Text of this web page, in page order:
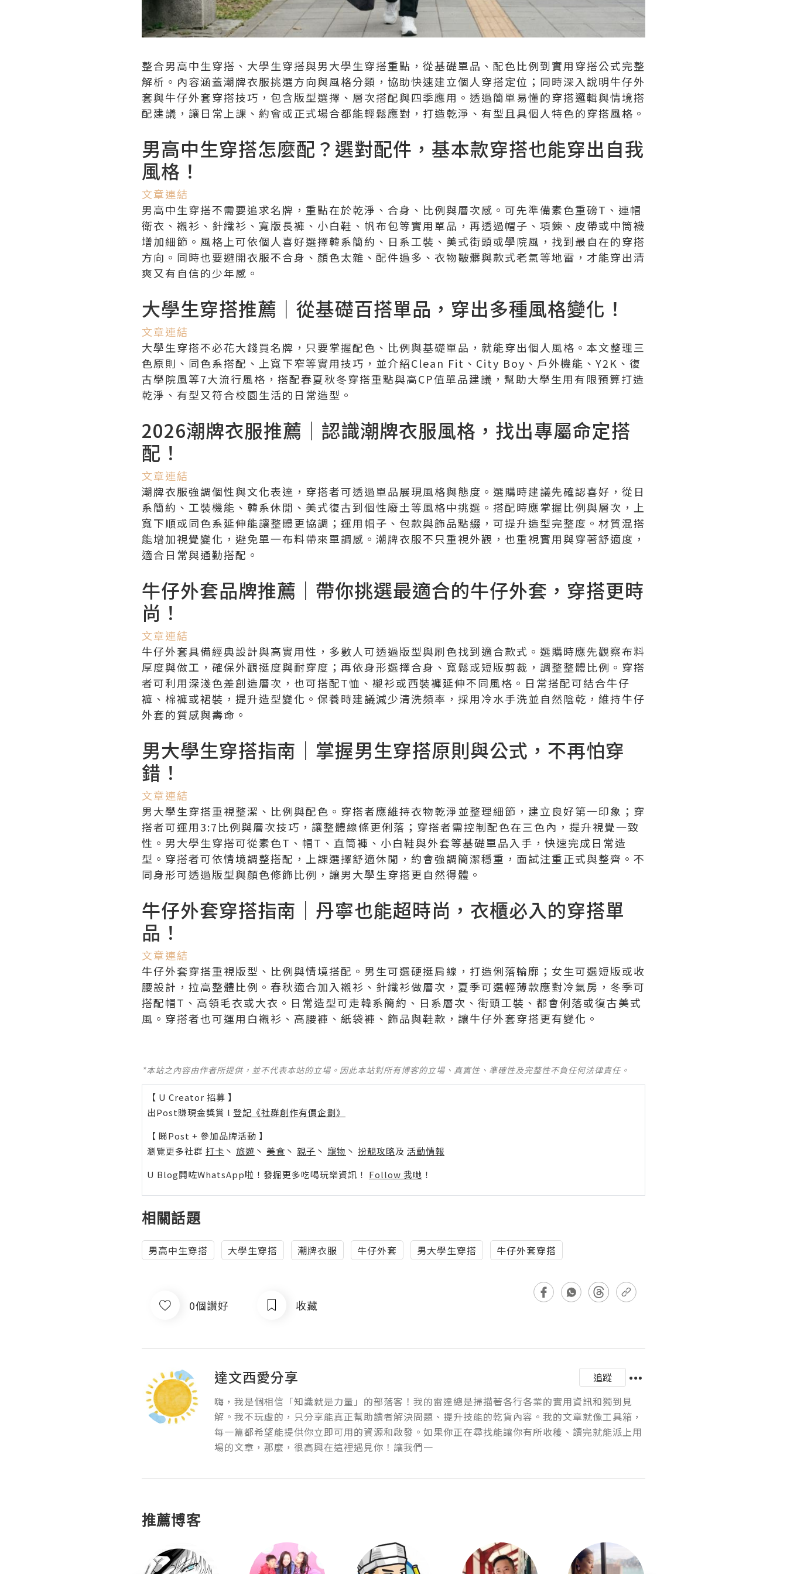
整合男高中生穿搭、大學生穿搭與男大學生穿搭重點，從基礎單品、配色比例到實用穿搭公式完整
解析。內容涵蓋潮牌衣服挑選方向與風格分類，協助快速建立個人穿搭定位；同時深入說明牛仔外
套與牛仔外套穿搭技巧，包含版型選擇、層次搭配與四季應用。透過簡單易懂的穿搭邏輯與情境搭
配建議，讓日常上課、約會或正式場合都能輕鬆應對，打造乾淨、有型且具個人特色的穿搭風格。
男高中生穿搭怎麼配？選對配件，基本款穿搭也能穿出自我
風格！
文章連結
男高中生穿搭不需要追求名牌，重點在於乾淨、合身、比例與層次感。可先準備素色重磅T、連帽
衛衣、襯衫、針織衫、寬版長褲、小白鞋、帆布包等實用單品，再透過帽子、項鍊、皮帶或中筒襪
增加細節。風格上可依個人喜好選擇韓系簡約、日系工裝、美式街頭或學院風，找到最自在的穿搭
方向。同時也要避開衣服不合身、顏色太雜、配件過多、衣物皺髒與款式老氣等地雷，才能穿出清
爽又有自信的少年感。
大學生穿搭推薦｜從基礎百搭單品，穿出多種風格變化！
文章連結
大學生穿搭不必花大錢買名牌，只要掌握配色、比例與基礎單品，就能穿出個人風格。本文整理三
色原則、同色系搭配、上寬下窄等實用技巧，並介紹Clean Fit、City Boy、戶外機能、Y2K、復
古學院風等7大流行風格，搭配春夏秋冬穿搭重點與高CP值單品建議，幫助大學生用有限預算打造
乾淨、有型又符合校園生活的日常造型。
2026潮牌衣服推薦｜認識潮牌衣服風格，找出專屬命定搭
配！
文章連結
潮牌衣服強調個性與文化表達，穿搭者可透過單品展現風格與態度。選購時建議先確認喜好，從日
系簡約、工裝機能、韓系休閒、美式復古到個性廢土等風格中挑選。搭配時應掌握比例與層次，上
寬下順或同色系延伸能讓整體更協調；運用帽子、包款與飾品點綴，可提升造型完整度。材質混搭
能增加視覺變化，避免單一布料帶來單調感。潮牌衣服不只重視外觀，也重視實用與穿著舒適度，
適合日常與通勤搭配。
牛仔外套品牌推薦｜帶你挑選最適合的牛仔外套，穿搭更時
尚！
文章連結
牛仔外套具備經典設計與高實用性，多數人可透過版型與刷色找到適合款式。選購時應先觀察布料
厚度與做工，確保外觀挺度與耐穿度；再依身形選擇合身、寬鬆或短版剪裁，調整整體比例。穿搭
者可利用深淺色差創造層次，也可搭配T恤、襯衫或西裝褲延伸不同風格。日常搭配可結合牛仔
褲、棉褲或裙裝，提升造型變化。保養時建議減少清洗頻率，採用冷水手洗並自然陰乾，維持牛仔
外套的質感與壽命。
男大學生穿搭指南｜掌握男生穿搭原則與公式，不再怕穿
錯！
文章連結
男大學生穿搭重視整潔、比例與配色。穿搭者應維持衣物乾淨並整理細節，建立良好第一印象；穿
搭者可運用3:7比例與層次技巧，讓整體線條更俐落；穿搭者需控制配色在三色內，提升視覺一致
性。男大學生穿搭可從素色T、帽T、直筒褲、小白鞋與外套等基礎單品入手，快速完成日常造
型。穿搭者可依情境調整搭配，上課選擇舒適休閒，約會強調簡潔穩重，面試注重正式與整齊。不
同身形可透過版型與顏色修飾比例，讓男大學生穿搭更自然得體。
牛仔外套穿搭指南｜丹寧也能超時尚，衣櫃必入的穿搭單
品！
文章連結
牛仔外套穿搭重視版型、比例與情境搭配。男生可選硬挺肩線，打造俐落輪廓；女生可選短版或收
腰設計，拉高整體比例。春秋適合加入襯衫、針織衫做層次，夏季可選輕薄款應對冷氣房，冬季可
搭配帽T、高領毛衣或大衣。日常造型可走韓系簡約、日系層次、街頭工裝、都會俐落或復古美式
風。穿搭者也可運用白襯衫、高腰褲、紙袋褲、飾品與鞋款，讓牛仔外套穿搭更有變化。
*本站之內容由作者所提供，並不代表本站的立場。因此本站對所有博客的立場、真實性、準確性及完整性不負任何法律責任。
【 U Creator 招募 】
出Post賺現金獎賞 l 登記《社群創作有價企劃》
【 睇Post + 參加品牌活動 】
瀏覽更多社群 打卡 丶 旅遊 丶 美食 丶 親子 丶 寵物 丶 扮靚攻略及 活動情報
U Blog開咗WhatsApp啦！發掘更多吃喝玩樂資訊！ Follow 我哋 ！
相關話題
男高中生穿搭 大學生穿搭 潮牌衣服 牛仔外套 男大學生穿搭 牛仔外套穿搭
0個讚好 收藏
達文西愛分享
追蹤
嗨，我是個相信「知識就是力量」的部落客！我的雷達總是掃描著各行各業的實用資訊和獨到見
解。我不玩虛的，只分享能真正幫助讀者解決問題、提升技能的乾貨內容。我的文章就像工具箱，
每一篇都希望能提供你立即可用的資源和啟發。如果你正在尋找能讓你有所收穫、讀完就能派上用
場的文章，那麼，很高興在這裡遇見你！讓我們一
推薦博客